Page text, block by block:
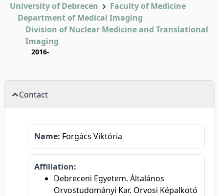
University of Debrecen
Faculty of Medicine
Department of Medical Imaging
Division of Nuclear Medicine and Translational
Imaging
2016-
Contact
Name: Forgács Viktória
Affiliation:
Debreceni Egyetem. Általános
Orvostudományi Kar. Orvosi Képalkotó